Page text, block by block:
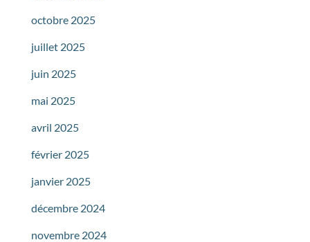
octobre 2025
juillet 2025
juin 2025
mai 2025
avril 2025
février 2025
janvier 2025
décembre 2024
novembre 2024